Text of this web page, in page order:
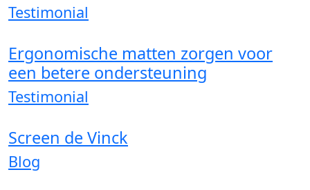
Testimonial
Ergonomische matten zorgen voor
een betere ondersteuning
Testimonial
Screen de Vinck
Blog